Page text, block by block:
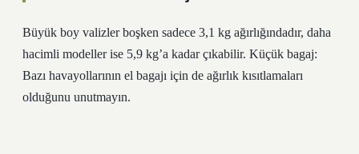
Büyük boy valizler boşken sadece 3,1 kg ağırlığındadır, daha
hacimli modeller ise 5,9 kg’a kadar çıkabilir. Küçük bagaj:
Bazı havayollarının el bagajı için de ağırlık kısıtlamaları
olduğunu unutmayın.